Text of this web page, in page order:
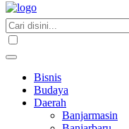
Bisnis
Budaya
Daerah
Banjarmasin